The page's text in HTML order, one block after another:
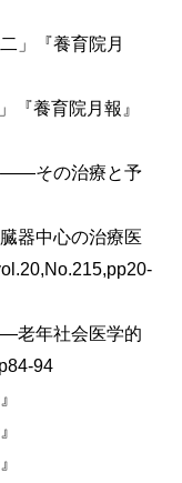
」『養育院月
養育院月報』
――その治療と予
器中心の治療医
老年社会医学的
94